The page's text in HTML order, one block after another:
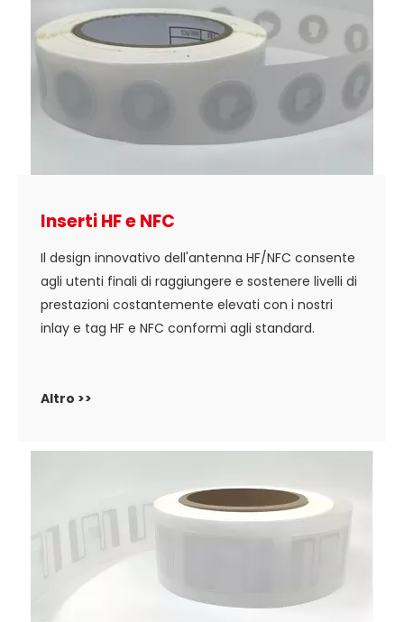
Inserti HF e NFC
Il design innovativo dell'antenna HF/NFC consente
agli utenti finali di raggiungere e sostenere livelli di
prestazioni costantemente elevati con i nostri
inlay e tag HF e NFC conformi agli standard.
Altro >>